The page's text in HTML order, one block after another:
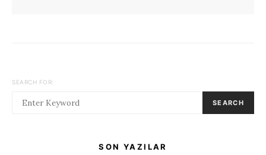
SEARCH FOR:
SEARCH
SON YAZILAR